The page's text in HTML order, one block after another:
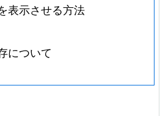
表示させる方法
について